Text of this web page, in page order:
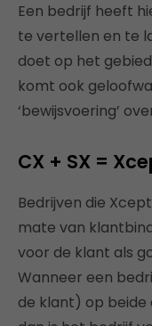
Een bedrijf heeft
te vertellen en te
doet op het
komt ook
‘bewijsvoering’
CX + SX =
Bedrijven die
mate van
voor de klant als
Wanneer een
de klant) op beide